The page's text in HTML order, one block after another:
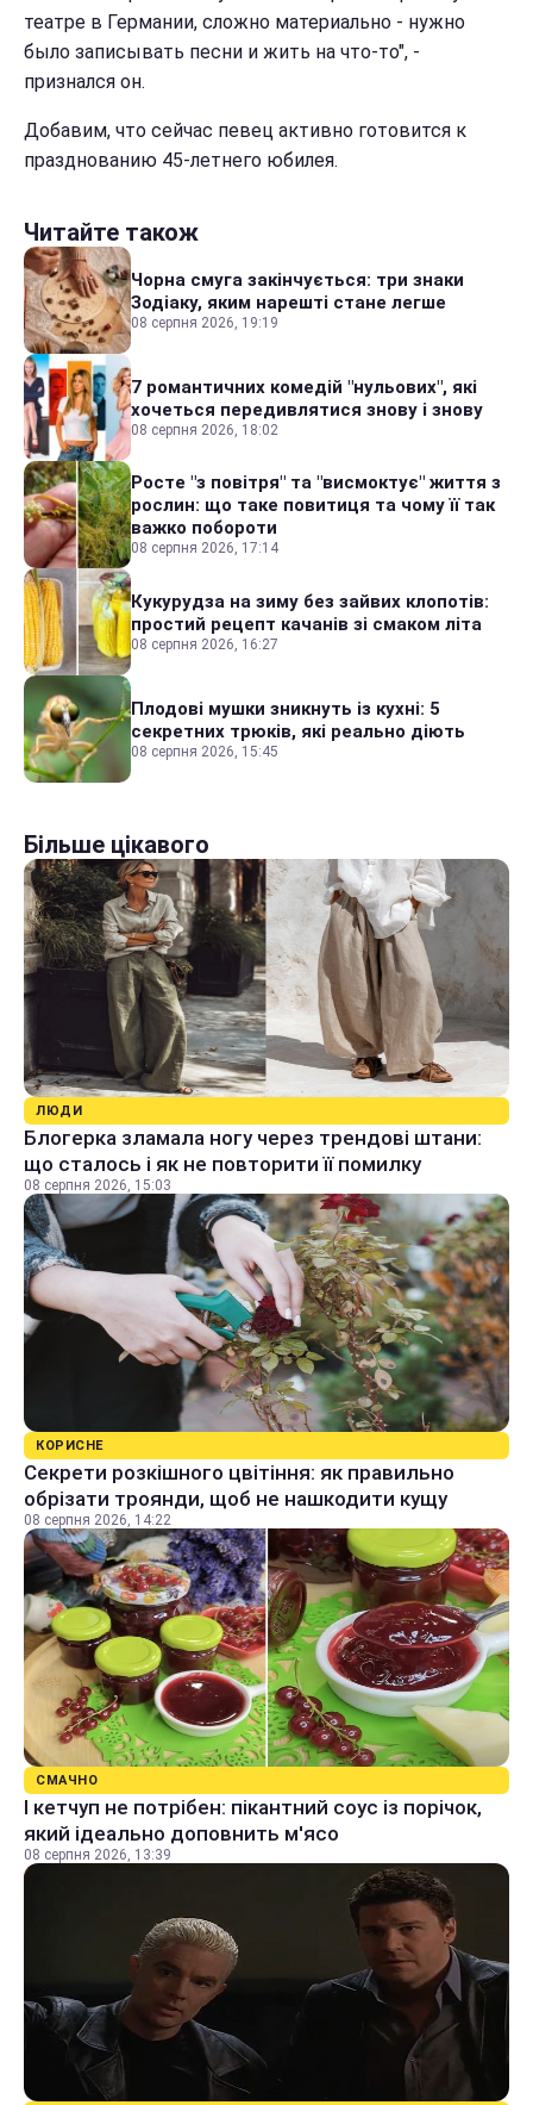
театре в Германии, сложно материально - нужно
было записывать песни и жить на что-то", -
признался он.
Добавим, что сейчас певец активно готовится к
празднованию 45-летнего юбилея.
Читайте також
Чорна смуга закінчується: три знаки
Зодіаку, яким нарешті стане легше
08 серпня 2026, 19:19
7 романтичних комедій "нульових", які
хочеться передивлятися знову і знову
08 серпня 2026, 18:02
Росте "з повітря" та "висмоктує" життя з
рослин: що таке повитиця та чому її так
важко побороти
08 серпня 2026, 17:14
Кукурудза на зиму без зайвих клопотів:
простий рецепт качанів зі смаком літа
08 серпня 2026, 16:27
Плодові мушки зникнуть із кухні: 5
секретних трюків, які реально діють
08 серпня 2026, 15:45
Більше цікавого
ЛЮДИ
Блогерка зламала ногу через трендові штани:
що сталось і як не повторити її помилку
08 серпня 2026, 15:03
КОРИСНЕ
Секрети розкішного цвітіння: як правильно
обрізати троянди, щоб не нашкодити кущу
08 серпня 2026, 14:22
СМАЧНО
І кетчуп не потрібен: пікантний соус із порічок,
який ідеально доповнить м'ясо
08 серпня 2026, 13:39